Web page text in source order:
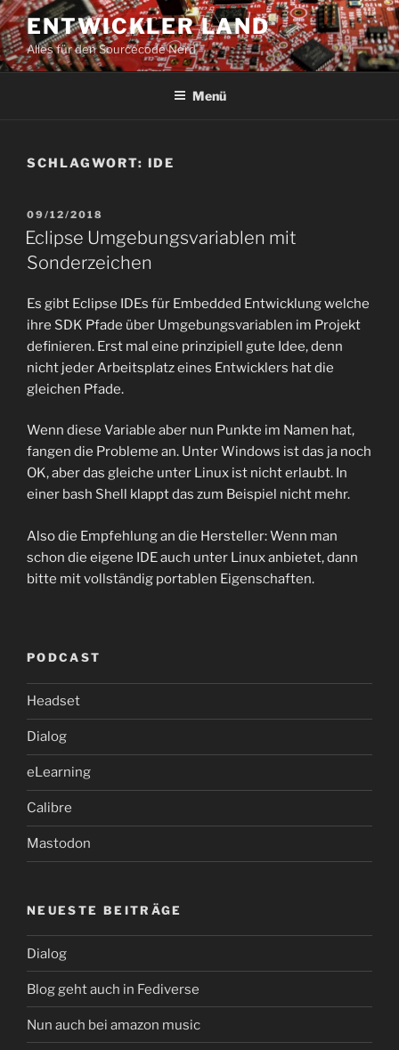
Zum
Inhalt
springen
ENTWICKLER LAND
Alles für den Sourcecode Nerd
Menü
SCHLAGWORT: IDE
VERÖFFENTLICHT
AM
09/12/2018
Eclipse Umgebungsvariablen mit
Sonderzeichen
Es gibt Eclipse IDEs für Embedded Entwicklung welche
ihre SDK Pfade über Umgebungsvariablen im Projekt
definieren. Erst mal eine prinzipiell gute Idee, denn
nicht jeder Arbeitsplatz eines Entwicklers hat die
gleichen Pfade.
Wenn diese Variable aber nun Punkte im Namen hat,
fangen die Probleme an. Unter Windows ist das ja noch
OK, aber das gleiche unter Linux ist nicht erlaubt. In
einer bash Shell klappt das zum Beispiel nicht mehr.
Also die Empfehlung an die Hersteller: Wenn man
schon die eigene IDE auch unter Linux anbietet, dann
bitte mit vollständig portablen Eigenschaften.
PODCAST
Headset
Dialog
eLearning
Calibre
Mastodon
NEUESTE BEITRÄGE
Dialog
Blog geht auch in Fediverse
Nun auch bei amazon music